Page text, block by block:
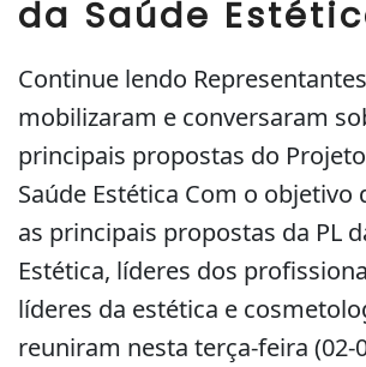
da Saúde
Continue lendo
mobilizaram e conversaram
principais propostas do
Saúde Estética Com o objetivo
as principais propostas da PL
Estética, líderes dos
líderes da estética e
reuniram nesta terça-feira (02-